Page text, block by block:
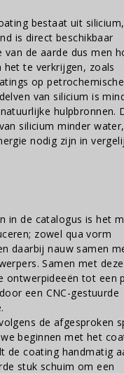
bestaat uit
is direct beschikbaar
van de aarde dus men
te verkrijgen, zoals
op
van silicium is
hulpbronnen.
silicium minder water,
nodig zijn in
in de catalogus is het
zowel qua vorm
daarbij nauw samen
Samen met deze
ontwerpideeën tot een
een CNC-gestuurde
de afgesproken
beginnen met het
de coating handmatig
stuk schuim om een